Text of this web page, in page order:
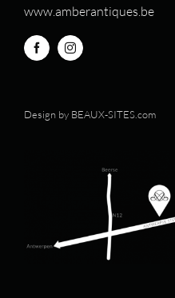
www.amberantiques.be
Design by BEAUX-SITES.com